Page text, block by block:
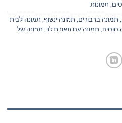
, תמונות
, תמונה ברבורים, תמונה ינשוף, תמונה לבית
סוסים, תמונה עם תאורת לד, תמונה של